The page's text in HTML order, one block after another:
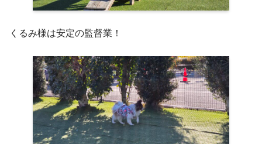
くるみ様は安定の監督業！